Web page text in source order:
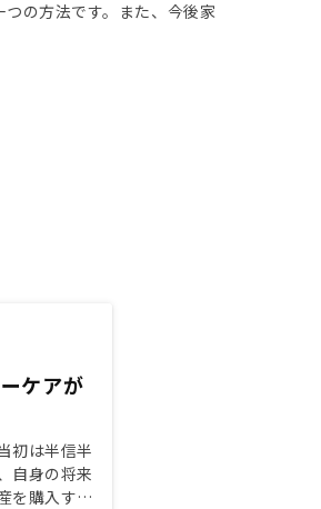
の方法です。また、今後家
ケアが
初は半信半
自身の将来
を購入する